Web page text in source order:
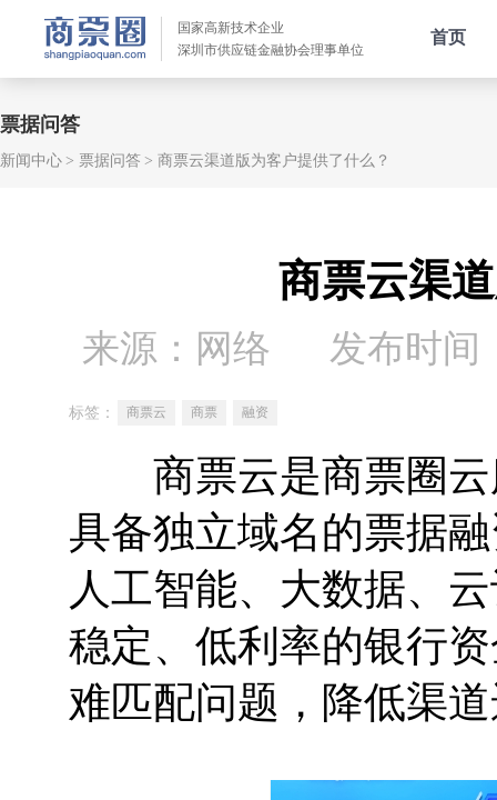
国家高新技术企业
深圳市供应链金融协会理事单位
首页
票据问答
新闻中心 票据问答 商票云渠道版为客户提供了什么？
商票云渠
来源：网络 发布时间
标签： 商票云 商票 融资
商票云是商票圈云
具备独立域名的票据
人工智能、大数据、
稳定、低利率的银行
难匹配问题，降低渠